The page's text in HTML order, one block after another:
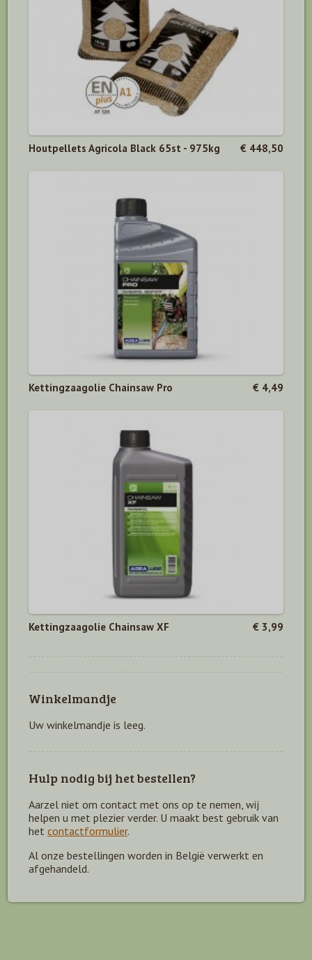
Houtpellets Agricola Black 65st - 975kg € 448,50
Kettingzaagolie Chainsaw Pro € 4,49
Kettingzaagolie Chainsaw XF € 3,99
Winkelmandje
Uw winkelmandje is leeg.
Hulp nodig bij het bestellen?
Aarzel niet om contact met ons op te nemen, wij
helpen u met plezier verder. U maakt best gebruik van
het contactformulier.
Al onze bestellingen worden in België verwerkt en
afgehandeld.